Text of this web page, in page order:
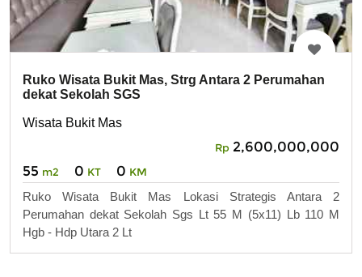
Ruko Wisata Bukit Mas, Strg Antara 2 Perumahan
dekat Sekolah SGS
Wisata Bukit Mas
Rp 2,600,000,000
55 m2 0 KT 0 KM
Ruko Wisata Bukit Mas Lokasi Strategis Antara 2
Perumahan dekat Sekolah Sgs Lt 55 M (5x11) Lb 110 M
Hgb - Hdp Utara 2 Lt